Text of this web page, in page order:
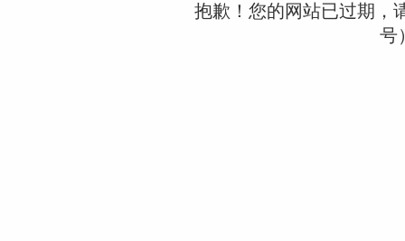
抱歉！您的网站已过期，
号